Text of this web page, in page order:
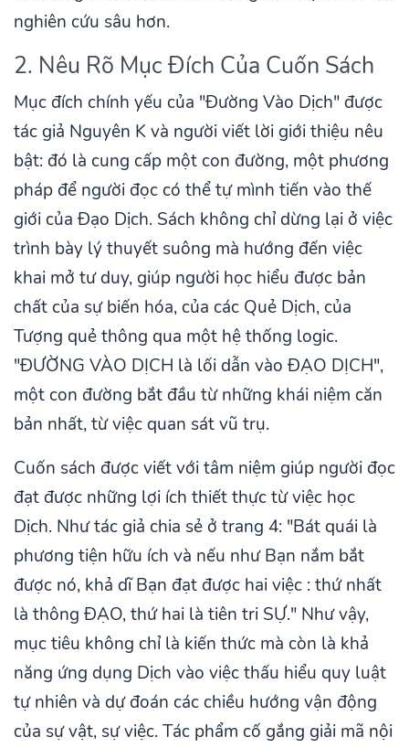
nghiên cứu sâu hơn.
2. Nêu Rõ Mục Đích Của Cuốn Sách
Mục đích chính yếu của "Đường Vào Dịch" được
tác giả Nguyên K và người viết lời giới thiệu nêu
bật: đó là cung cấp một con đường, một phương
pháp để người đọc có thể tự mình tiến vào thế
giới của Đạo Dịch. Sách không chỉ dừng lại ở việc
trình bày lý thuyết suông mà hướng đến việc
khai mở tư duy, giúp người học hiểu được bản
chất của sự biến hóa, của các Quẻ Dịch, của
Tượng quẻ thông qua một hệ thống logic.
"ĐƯỜNG VÀO DỊCH là lối dẫn vào ĐẠO DỊCH",
một con đường bắt đầu từ những khái niệm căn
bản nhất, từ việc quan sát vũ trụ.
Cuốn sách được viết với tâm niệm giúp người đọc
đạt được những lợi ích thiết thực từ việc học
Dịch. Như tác giả chia sẻ ở trang 4: "Bát quái là
phương tiện hữu ích và nếu như Bạn nắm bắt
được nó, khả dĩ Bạn đạt được hai việc : thứ nhất
là thông ĐẠO, thứ hai là tiên tri SỰ." Như vậy,
mục tiêu không chỉ là kiến thức mà còn là khả
năng ứng dụng Dịch vào việc thấu hiểu quy luật
tự nhiên và dự đoán các chiều hướng vận động
của sự vật, sự việc. Tác phẩm cố gắng giải mã nội